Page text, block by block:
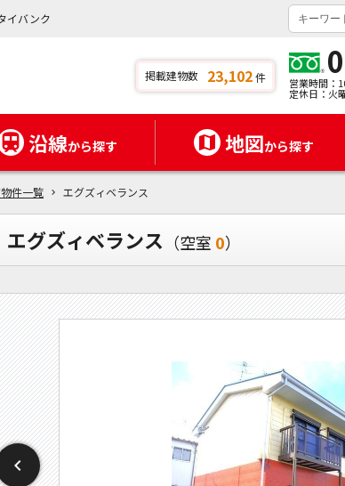
イバンク
掲載建物数 23,102件 営業時間：
定休日：火
沿線から探す 地図から探す
件一覧 エグズィベランス
エグズィベランス （空室 0）